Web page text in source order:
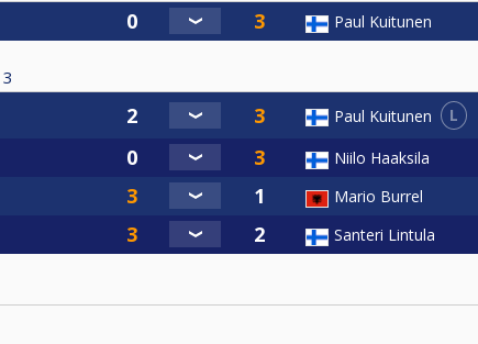
Paul Kuitunen
3
Paul Kuitunen L
Niilo Haaksila
Mario Burrel
Santeri Lintula